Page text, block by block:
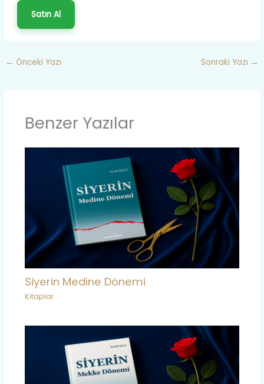
Satın Al
← Önceki Yazı Sonraki Yazı →
Benzer Yazılar
Siyerin Medine Dönemi
Kitaplar